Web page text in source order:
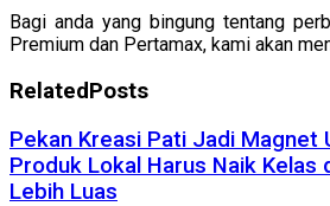
Bagi anda yang bingung tentang
Premium dan Pertamax, kami akan
RelatedPosts
Pekan Kreasi Pati Jadi Magnet
Produk Lokal Harus Naik Kelas
Lebih Luas